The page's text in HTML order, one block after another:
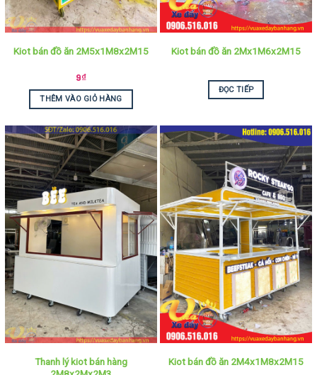
Kiot bán đồ ăn 2M5x1M8x2M15
9₫
THÊM VÀO GIỎ HÀNG
Kiot bán đồ ăn 2Mx1M6x2M15
ĐỌC TIẾP
Thanh lý kiot bán hàng
Kiot bán đồ ăn 2M4x1M8x2M15